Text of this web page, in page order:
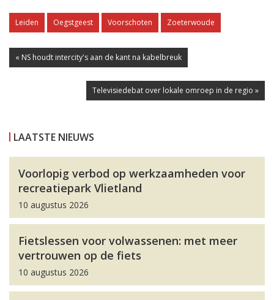
Leiden Oegstgeest Voorschoten Zoeterwoude
« NS houdt intercity's aan de kant na kabelbreuk
Televisiedebat over lokale omroep in de regio »
LAATSTE NIEUWS
Voorlopig verbod op werkzaamheden voor
recreatiepark Vlietland
10 augustus 2026
Fietslessen voor volwassenen: met meer
vertrouwen op de fiets
10 augustus 2026